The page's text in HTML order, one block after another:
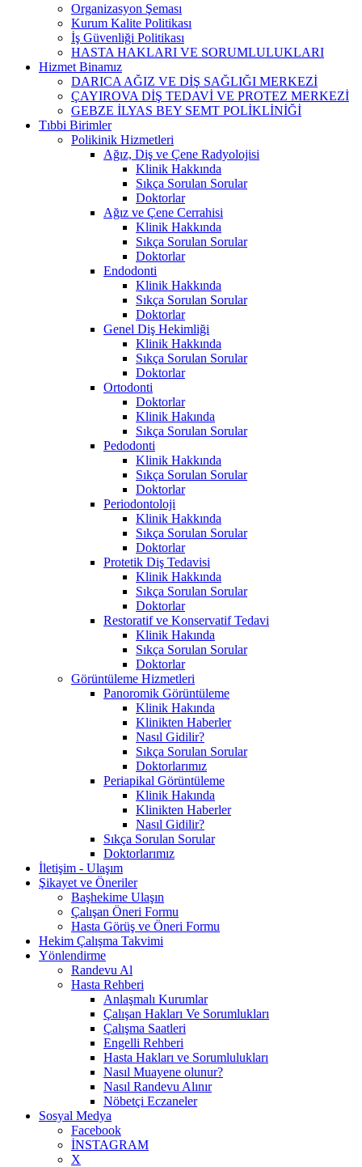
Organizasyon Şeması
Kurum Kalite Politikası
İş Güvenliği Politikası
HASTA HAKLARI VE SORUMLULUKLARI
Hizmet Binamız
DARICA AĞIZ VE DİŞ SAĞLIĞI MERKEZİ
ÇAYIROVA DİŞ TEDAVİ VE PROTEZ MERKEZİ
GEBZE İLYAS BEY SEMT POLİKLİNİĞİ
Tıbbi Birimler
Polikinik Hizmetleri
Ağız, Diş ve Çene Radyolojisi
Klinik Hakkında
Sıkça Sorulan Sorular
Doktorlar
Ağız ve Çene Cerrahisi
Klinik Hakkında
Sıkça Sorulan Sorular
Doktorlar
Endodonti
Klinik Hakkında
Sıkça Sorulan Sorular
Doktorlar
Genel Diş Hekimliği
Klinik Hakkında
Sıkça Sorulan Sorular
Doktorlar
Ortodonti
Doktorlar
Klinik Hakında
Sıkça Sorulan Sorular
Pedodonti
Klinik Hakkında
Sıkça Sorulan Sorular
Doktorlar
Periodontoloji
Klinik Hakkında
Sıkça Sorulan Sorular
Doktorlar
Protetik Diş Tedavisi
Klinik Hakkında
Sıkça Sorulan Sorular
Doktorlar
Restoratif ve Konservatif Tedavi
Klinik Hakında
Sıkça Sorulan Sorular
Doktorlar
Görüntüleme Hizmetleri
Panoromik Görüntüleme
Klinik Hakında
Klinikten Haberler
Nasıl Gidilir?
Sıkça Sorulan Sorular
Doktorlarımız
Periapikal Görüntüleme
Klinik Hakında
Klinikten Haberler
Nasıl Gidilir?
Sıkça Sorulan Sorular
Doktorlarımız
İletişim - Ulaşım
Şikayet ve Öneriler
Başhekime Ulaşın
Çalışan Öneri Formu
Hasta Görüş ve Öneri Formu
Hekim Çalışma Takvimi
Yönlendirme
Randevu Al
Hasta Rehberi
Anlaşmalı Kurumlar
Çalışan Hakları Ve Sorumlukları
Çalışma Saatleri
Engelli Rehberi
Hasta Hakları ve Sorumlulukları
Nasıl Muayene olunur?
Nasıl Randevu Alınır
Nöbetçi Eczaneler
Sosyal Medya
Facebook
İNSTAGRAM
X